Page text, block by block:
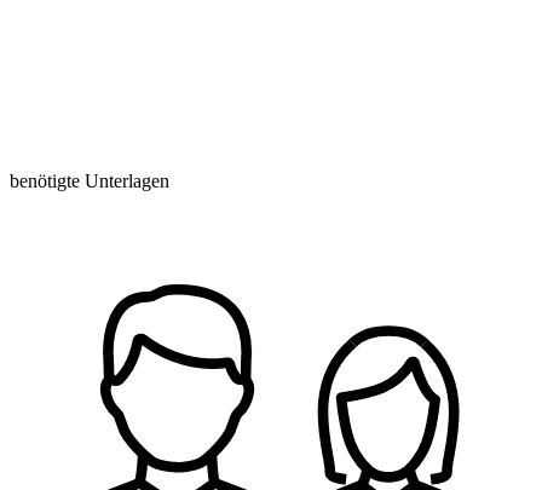
benötigte Unterlagen